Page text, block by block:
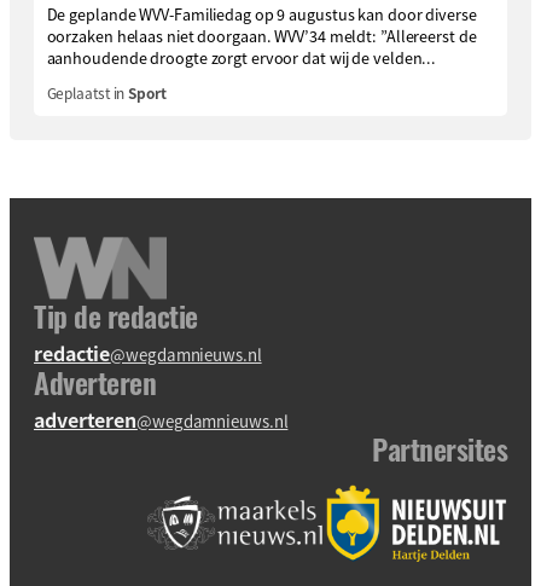
De geplande WVV-Familiedag op 9 augustus kan door diverse
oorzaken helaas niet doorgaan. WVV’34 meldt: ”Allereerst de
aanhoudende droogte zorgt ervoor dat wij de velden...
Geplaatst inSport
Tip de redactie
redactie@wegdamnieuws.nl
Adverteren
adverteren@wegdamnieuws.nl
Partnersites